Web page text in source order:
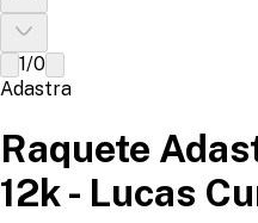
1/0
Adastra
Raquete
12k - Lucas